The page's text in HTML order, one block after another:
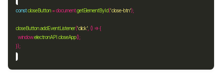
constcloseButton = document.getElementById('close-btn'
closeButtonaddEventListener('click'
  window.
electronAPI closeApp